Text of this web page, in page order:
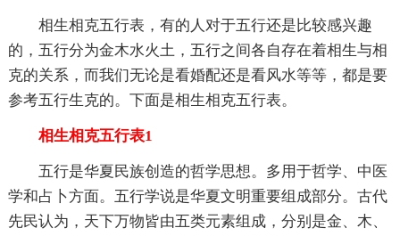
相生相克五行表，有的人对于五行还是比较感兴趣
的，五行分为金木水火土，五行之间各自存在着相生与相
克的关系，而我们无论是看婚配还是看风水等等，都是要
参考五行生克的。下面是相生相克五行表。
相生相克五行表1
五行是华夏民族创造的哲学思想。多用于哲学、中医
学和占卜方面。五行学说是华夏文明重要组成部分。古代
先民认为，天下万物皆由五类元素组成，分别是金、木、